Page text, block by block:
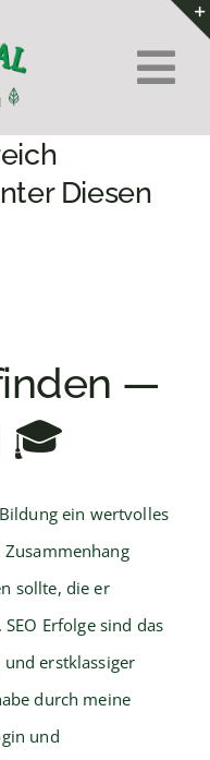
Diesen
—
🎓
ein wertvolles
sollte, die er
Erfolge sind das
erstklassiger
durch meine
und